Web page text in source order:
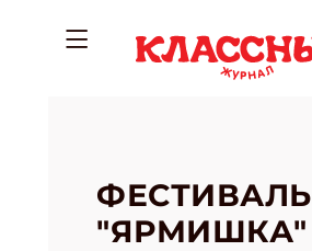
ФЕСТИВАЛЬ
"ЯРМИШКА"